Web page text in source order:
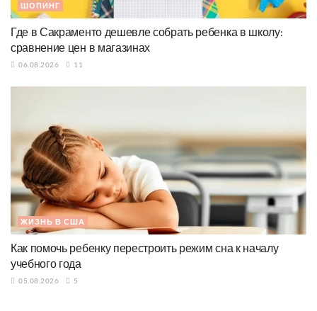
ШОПИНГ
Где в Сакраменто дешевле собрать ребенка в школу:
сравнение цен в магазинах
06.08.2026 11
ЖИЗНЬ В США
Как помочь ребенку перестроить режим сна к началу
учебного года
05.08.2026 5